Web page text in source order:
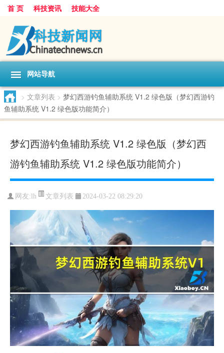
首 页 科技资讯 技能大全
网站导航
> 文章列表 > 梦幻西游钓鱼辅助系统 V1.2 绿色版（梦幻西游钓
鱼辅助系统 V1.2 绿色版功能简介）
梦幻西游钓鱼辅助系统 V1.2 绿色版（梦幻西
游钓鱼辅助系统 V1.2 绿色版功能简介）
网友: lh 文章列表 2024-03-22 08:29:20